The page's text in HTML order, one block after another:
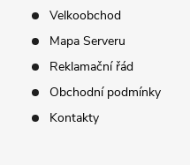
Velkoobchod
Mapa Serveru
Reklamační řád
Obchodní podmínky
Kontakty